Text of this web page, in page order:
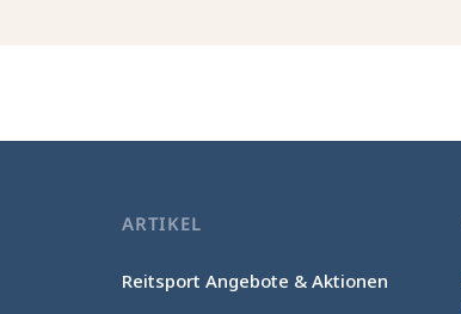
ARTIKEL
Reitsport Angebote & Aktionen